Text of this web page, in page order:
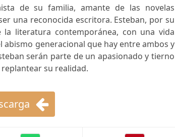
de su familia, amante de las novelas
una reconocida escritora. Esteban, por su
literatura contemporánea, con una vida
generacional que hay entre ambos y
serán parte de un apasionado y tierno
su realidad.